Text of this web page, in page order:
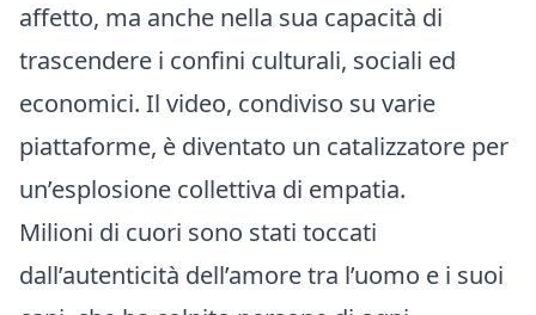
affetto, ma anche nella sua capacità di
trascendere i confini culturali, sociali ed
economici. Il video, condiviso su varie
piattaforme, è diventato un catalizzatore per
un’esplosione collettiva di empatia.
Milioni di cuori sono stati toccati
dall’autenticità dell’amore tra l’uomo e i suoi